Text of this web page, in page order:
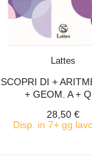
Lattes
SCOPRI DI +
+ GEOM. A +
28,50 €
Disp. in 7+ gg